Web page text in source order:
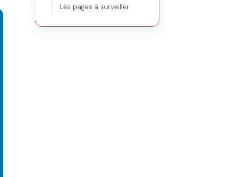
Les pages à surveiller